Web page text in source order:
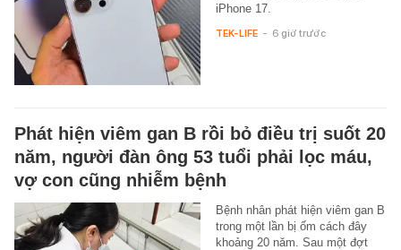
iPhone 17.
TEK-LIFE - 6 giờ trước
Phát hiện viêm gan B rồi bỏ điều trị suốt 20
năm, người đàn ông 53 tuổi phải lọc máu,
vợ con cũng nhiễm bệnh
Bệnh nhân phát hiện viêm gan B
trong một lần bị ốm cách đây
khoảng 20 năm. Sau một đợt